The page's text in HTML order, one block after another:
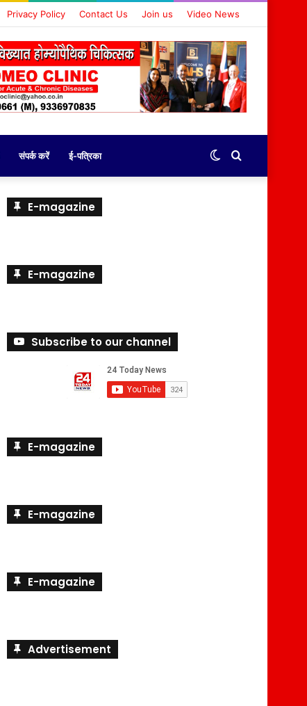
Privacy Policy Contact Us Join us Video News
संपर्क करें ई-पत्रिका Search
Switch
E-magazine
E-magazine
Subscribe to our channel
E-magazine
E-magazine
E-magazine
Advertisement